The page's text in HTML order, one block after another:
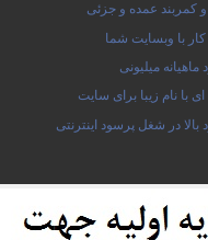
کمربند عمده و جزئی
با وبسایت شما
میلیونی
با نام زیبا برای سایت
در شغل پرسود اینترنتی